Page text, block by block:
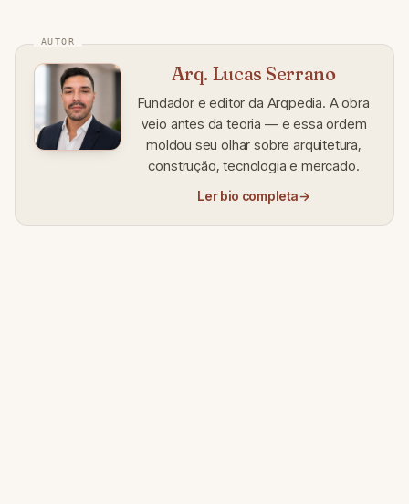
Arq. Lucas Serrano
Fundador e editor da Arqpedia. A obra
veio antes da teoria — e essa ordem
moldou seu olhar sobre arquitetura,
construção, tecnologia e mercado.
Ler bio completa→